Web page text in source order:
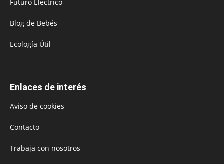
Futuro Eléctrico
Blog de Bebés
Ecología Útil
Enlaces de interés
Aviso de cookies
Contacto
Trabaja con nosotros